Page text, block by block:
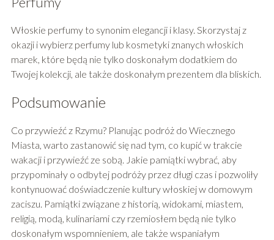
Włoskie perfumy to synonim elegancji i klasy. Skorzystaj z
okazji i wybierz perfumy lub kosmetyki znanych włoskich
marek, które będą nie tylko doskonałym dodatkiem do
Twojej kolekcji, ale także doskonałym prezentem dla bliskich.
Podsumowanie
Co przywieźć z Rzymu? Planując podróż do Wiecznego
Miasta, warto zastanowić się nad tym, co kupić w trakcie
wakacji i przywieźć ze sobą. Jakie pamiątki wybrać, aby
przypominały o odbytej podróży przez długi czas i pozwoliły
kontynuować doświadczenie kultury włoskiej w domowym
zaciszu. Pamiątki związane z historią, widokami, miastem,
religią, modą, kulinariami czy rzemiosłem będą nie tylko
doskonałym wspomnieniem, ale także wspaniałym